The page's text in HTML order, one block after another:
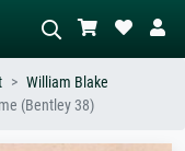
William Blake
(Bentley 38)